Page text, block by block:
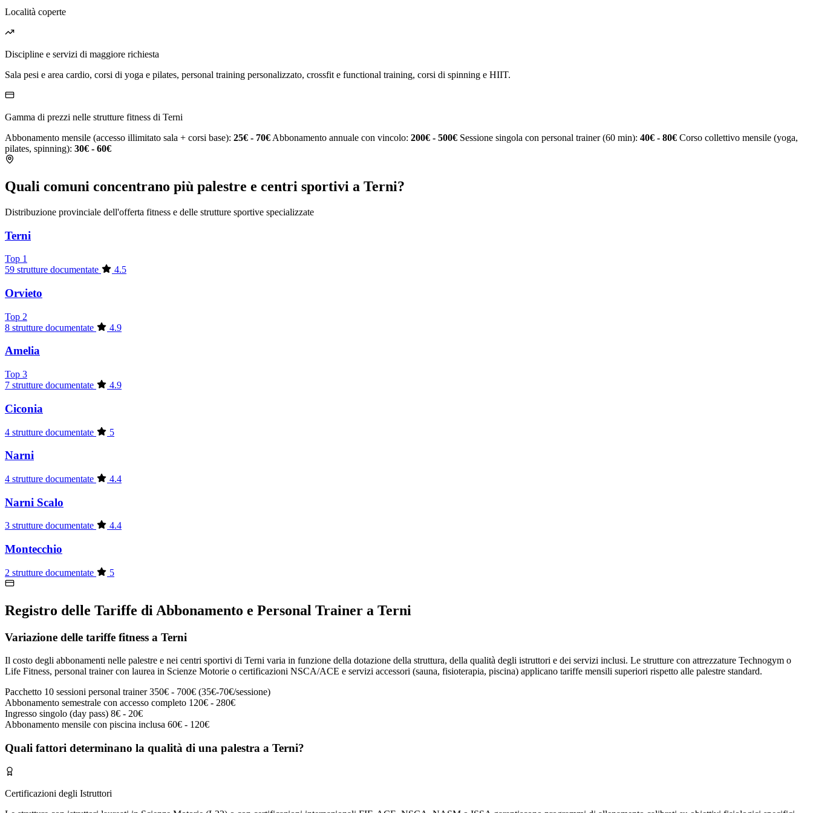
Località coperte
Discipline e servizi di maggiore richiesta
Sala pesi e area cardio, corsi di yoga e pilates, personal training personalizzato, crossfit e functional training, corsi di spinning e HIIT.
Gamma di prezzi nelle strutture fitness di Terni
Abbonamento mensile (accesso illimitato sala + corsi base): 25€ - 70€ Abbonamento annuale con vincolo: 200€ - 500€ Sessione singola con personal trainer (60 min): 40€ - 80€ Corso collettivo mensile (yoga,
pilates, spinning): 30€ - 60€
Quali comuni concentrano più palestre e centri sportivi a Terni?
Distribuzione provinciale dell'offerta fitness e delle strutture sportive specializzate
Terni
Top 1
59 strutture documentate
4.5
Orvieto
Top 2
8 strutture documentate
4.9
Amelia
Top 3
7 strutture documentate
4.9
Ciconia
4 strutture documentate 5
Narni
4 strutture documentate 4.4
Narni Scalo
3 strutture documentate 4.4
Montecchio
2 strutture documentate 5
Registro delle Tariffe di Abbonamento e Personal Trainer a Terni
Variazione delle tariffe fitness a Terni
Il costo degli abbonamenti nelle palestre e nei centri sportivi di Terni varia in funzione della dotazione della struttura, della qualità degli istruttori e dei servizi inclusi. Le strutture con attrezzature Technogym o
Life Fitness, personal trainer con laurea in Scienze Motorie o certificazioni NSCA/ACE e servizi accessori (sauna, fisioterapia, piscina) applicano tariffe mensili superiori rispetto alle palestre standard.
Pacchetto 10 sessioni personal trainer 350€ - 700€ (35€-70€/sessione)
Abbonamento semestrale con accesso completo 120€ - 280€
Ingresso singolo (day pass) 8€ - 20€
Abbonamento mensile con piscina inclusa 60€ - 120€
Quali fattori determinano la qualità di una palestra a Terni?
Certificazioni degli Istruttori